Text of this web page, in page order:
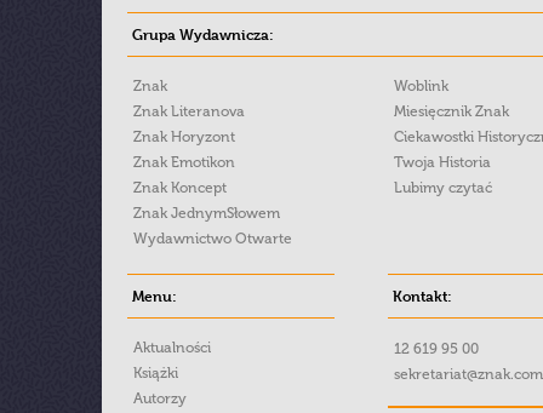
Grupa Wydawnicza:
Znak
Znak Literanova
Znak Horyzont
Znak Emotikon
Znak Koncept
Znak JednymSłowem
Wydawnictwo Otwarte
Woblink
Miesięcznik Znak
Ciekawostki
Twoja Historia
Lubimy czytać
Menu:
Aktualności
Książki
Autorzy
Kontakt:
12 619 95 00